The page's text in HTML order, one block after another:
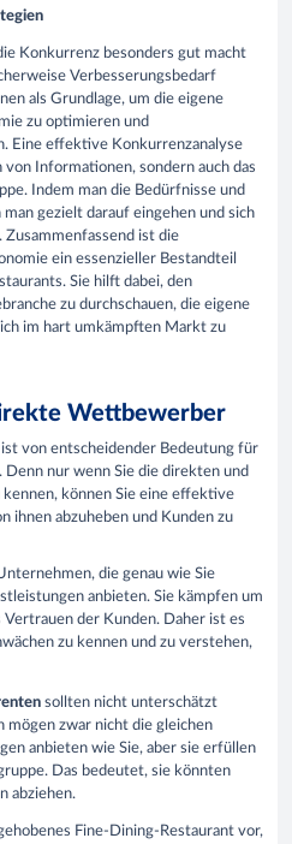
Konkurrenz besonders gut macht
Verbesserungsbedarf
als Grundlage, um die eigene
zu optimieren und
Eine effektive Konkurrenzanalyse
Informationen, sondern auch das
Indem man die Bedürfnisse und
gezielt darauf eingehen und sich
Zusammenfassend ist die
ein essenzieller Bestandteil
Sie hilft dabei, den
zu durchschauen, die eigene
im hart umkämpften Markt zu
Wettbewerber
von entscheidender Bedeutung für
nur wenn Sie die direkten und
können Sie eine effektive
ihnen abzuheben und Kunden zu
die genau wie Sie
anbieten. Sie kämpfen um
der Kunden. Daher ist es
zu kennen und zu verstehen,
sollten nicht unterschätzt
zwar nicht die gleichen
anbieten wie Sie, aber sie erfüllen
Das bedeutet, sie könnten
abziehen.
Fine-Dining-Restaurant vor,